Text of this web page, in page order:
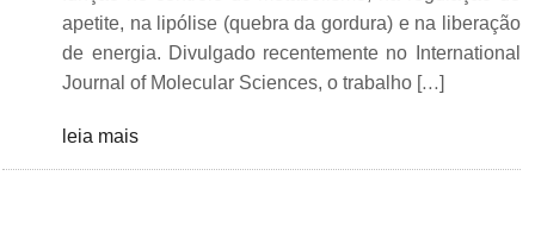
apetite, na lipólise (quebra da gordura) e na liberação
de energia. Divulgado recentemente no International
Journal of Molecular Sciences, o trabalho […]
leia mais